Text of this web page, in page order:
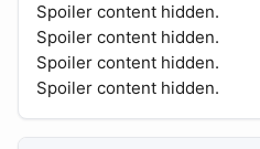
Spoiler content hidden.
Spoiler content hidden.
Spoiler content hidden.
Spoiler content hidden.